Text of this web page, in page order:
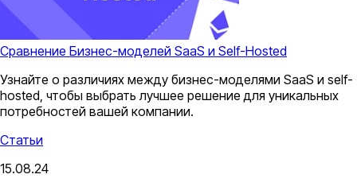
Сравнение Бизнес-моделей SaaS и Self-Hosted
Узнайте о различиях между бизнес-моделями SaaS и self-
hosted, чтобы выбрать лучшее решение для уникальных
потребностей вашей компании.
Статьи
15.08.24